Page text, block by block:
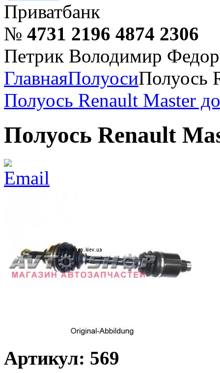
Приватбанк
№ 4731 2196 4874 2306
Петрик Володимир
ГлавнаяПолуосиПолуось
Полуось Renault Master
Полуось Renault
Артикул: 569